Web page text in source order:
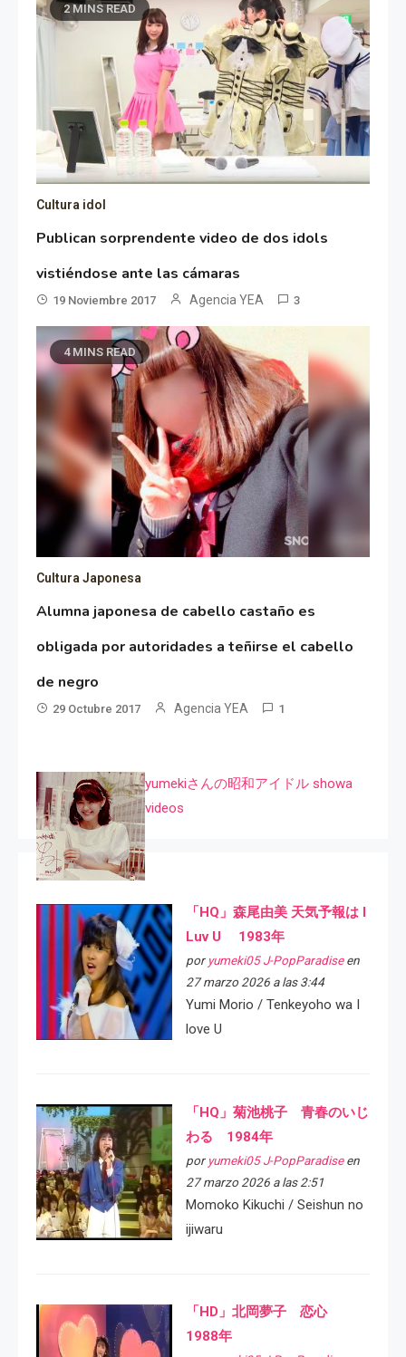
2 MINS READ
Cultura idol
Publican sorprendente video de dos idols
vistiéndose ante las cámaras
19 Noviembre 2017 Agencia YEA 3
4 MINS READ
Cultura Japonesa
Alumna japonesa de cabello castaño es
obligada por autoridades a teñirse el cabello
de negro
29 Octubre 2017 Agencia YEA 1
yumekiさんの昭和アイドル showa
videos
「HQ」森尾由美 天気予報は I
Luv U 1983年
por yumeki05 J-PopParadiseen
27 marzo 2026 a las 3:44
Yumi Morio / Tenkeyoho wa I
love U
「HQ」菊池桃子 青春のいじ
わる 1984年
por yumeki05 J-PopParadiseen
27 marzo 2026 a las 2:51
Momoko Kikuchi / Seishun no
ijiwaru
「HD」北岡夢子 恋心
1988年